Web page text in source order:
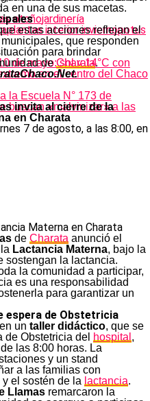
en una de sus macetas.
otoñojardinería
plantas interior inviernopotus
de mayo: sol y 14°C con
en el centro del Chaco
la Escuela N° 173 de
buscan «malvinizar» a las
estas acciones reflejan el
que responden
para brindar
deCharata.
invita al cierre de la
en Charata
7 de agosto, a las 8:00, en
de Charata anunció el
Lactancia Materna, bajo la
sostengan la lactancia.
la comunidad a participar,
es una responsabilidad
para garantizar un
espera de Obstetricia
un taller didáctico, que se
Obstetricia del hospital ,
las 8:00 horas. La
y un stand
a las familias con
el sostén de la lactancia.
Llamas remarcaron la